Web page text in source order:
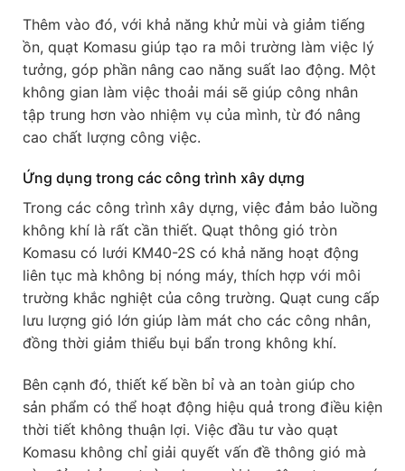
Thêm vào đó, với khả năng khử mùi và giảm tiếng
ồn, quạt Komasu giúp tạo ra môi trường làm việc lý
tưởng, góp phần nâng cao năng suất lao động. Một
không gian làm việc thoải mái sẽ giúp công nhân
tập trung hơn vào nhiệm vụ của mình, từ đó nâng
cao chất lượng công việc.
Ứng dụng trong các công trình xây dựng
Trong các công trình xây dựng, việc đảm bảo luồng
không khí là rất cần thiết. Quạt thông gió tròn
Komasu có lưới KM40-2S có khả năng hoạt động
liên tục mà không bị nóng máy, thích hợp với môi
trường khắc nghiệt của công trường. Quạt cung cấp
lưu lượng gió lớn giúp làm mát cho các công nhân,
đồng thời giảm thiểu bụi bẩn trong không khí.
Bên cạnh đó, thiết kế bền bỉ và an toàn giúp cho
sản phẩm có thể hoạt động hiệu quả trong điều kiện
thời tiết không thuận lợi. Việc đầu tư vào quạt
Komasu không chỉ giải quyết vấn đề thông gió mà